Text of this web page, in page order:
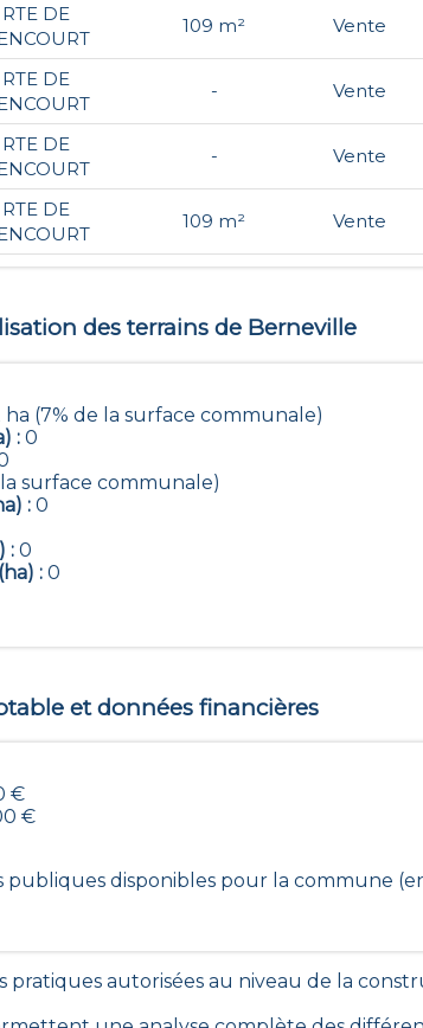
DE
109 m² Vente
DE
- Vente
DE
- Vente
DE
109 m² Vente
des terrains de Berneville
ha (7% de la surface communale)
: 0
la surface communale)
: 0
: 0
: 0
et données financières
€
€
publiques disponibles pour la commune
autorisées au niveau de la